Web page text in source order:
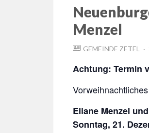
Menzel
GEMEINDE ZETEL
Achtung: Termin
Eliane Menzel
Sonntag, 21.